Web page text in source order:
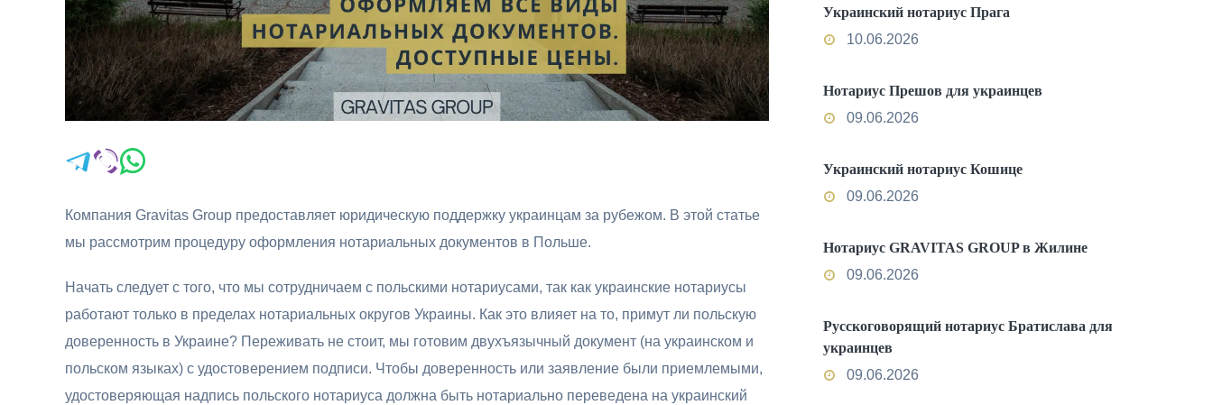
Компания Gravitas Group предоставляет юридическую поддержку украинцам за рубежом. В этой статье
мы рассмотрим процедуру оформления нотариальных документов в Польше.
Начать следует с того, что мы сотрудничаем с польскими нотариусами, так как украинские нотариусы
работают только в пределах нотариальных округов Украины. Как это влияет на то, примут ли польскую
доверенность в Украине? Переживать не стоит, мы готовим двухъязычный документ (на украинском и
польском языках) с удостоверением подписи. Чтобы доверенность или заявление были приемлемыми,
удостоверяющая надпись польского нотариуса должна быть нотариально переведена на украинский
Украинский нотариус Прага
10.06.2026
Нотариус Прешов для украинцев
09.06.2026
Украинский нотариус Кошице
09.06.2026
Нотариус GRAVITAS GROUP в Жилине
09.06.2026
Русскоговорящий нотариус Братислава для
украинцев
09.06.2026